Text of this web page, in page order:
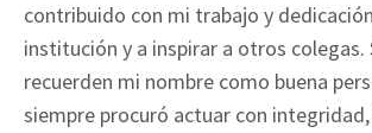
contribuido con mi trabajo y
institución y a inspirar a otros
recuerden mi nombre como buena
siempre procuró actuar con